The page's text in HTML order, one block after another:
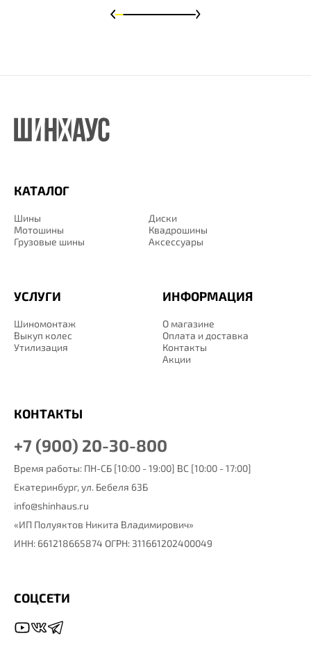
КАТАЛОГ
Шины
Диски
Мотошины
Квадрошины
Грузовые шины
Аксессуары
ИНФОРМАЦИЯ
О магазине
Оплата и доставка
Контакты
Акции
УСЛУГИ
Шиномонтаж
Выкуп колес
Утилизация
КОНТАКТЫ
+7 (900) 20-30-800
Время работы: ПН-СБ [10:00 - 19:00] ВС [10:00 - 17:00]
Екатеринбург, ул. Бебеля 63Б
info@shinhaus.ru
«ИП Полуяктов Никита Владимирович»
ИНН: 661218665874 ОГРН: 311661202400049
СОЦСЕТИ